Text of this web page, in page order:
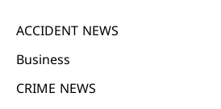
ACCIDENT NEWS
Business
CRIME NEWS